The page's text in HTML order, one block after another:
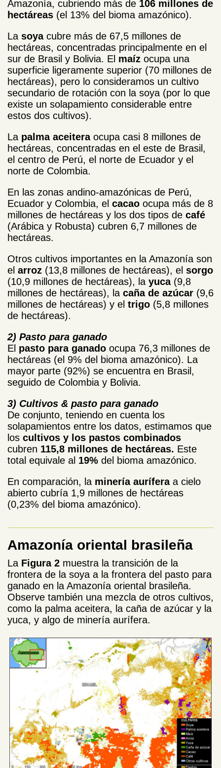
Amazonía, cubriendo más de 106 millones de
hectáreas (el 13% del bioma amazónico).
La soya cubre más de 67,5 millones de
hectáreas, concentradas principalmente en el
sur de Brasil y Bolivia. El maíz ocupa una
superficie ligeramente superior (70 millones de
hectáreas), pero lo consideramos un cultivo
secundario de rotación con la soya (por lo que
existe un solapamiento considerable entre
estos dos cultivos).
La palma aceiteraocupa casi 8 millones de
hectáreas, concentradas en el este de Brasil,
el centro de Perú, el norte de Ecuador y el
norte de Colombia.
En las zonas andino-amazónicas de Perú,
Ecuador y Colombia, el cacao ocupa más de 8
millones de hectáreas y los dos tipos de café
(Arábica y Robusta) cubren 6,7 millones de
hectáreas.
Otros cultivos importantes en la Amazonía son
el arroz (13,8 millones de hectáreas), el sorgo
(10,9 millones de hectáreas), la yuca(9,8
millones de hectáreas), la caña de azúcar (9,6
millones de hectáreas) y el trigo (5,8 millones
de hectáreas).
2) Pasto para ganado
El pasto para ganado ocupa 76,3 millones de
hectáreas (el 9% del bioma amazónico). La
mayor parte (92%) se encuentra en Brasil,
seguido de Colombia y Bolivia.
3) Cultivos & pasto para ganado
De conjunto, teniendo en cuenta los
solapamientos entre los datos, estimamos que
los cultivos y los pastos combinados
cubren 115,8 millones de hectáreas. Este
total equivale al 19% del bioma amazónico.
En comparación, la minería auríferaa cielo
abierto cubría 1,9 millones de hectáreas
(0,23% del bioma amazónico).
Amazonía oriental brasileña
La Figura 2 muestra la transición de la
frontera de la soya a la frontera del pasto para
ganado en la Amazonía oriental brasileña.
Observe también una mezcla de otros cultivos,
como la palma aceitera, la caña de azúcar y la
yuca, y algo de minería aurífera.